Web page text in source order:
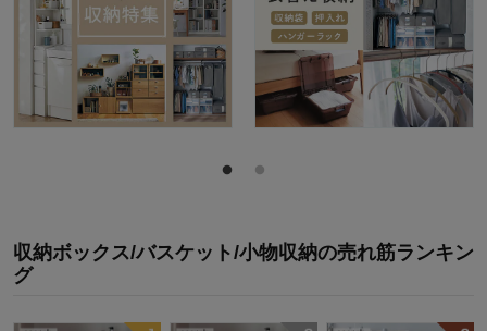
収納ボックス/バスケット/小物収納の売れ筋ランキン
グ